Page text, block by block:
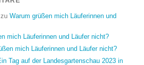
zu Warum grüßen mich Läuferinnen und
mich Läuferinnen und Läufer nicht?
mich Läuferinnen und Läufer nicht?
Tag auf der Landesgartenschau 2023 in